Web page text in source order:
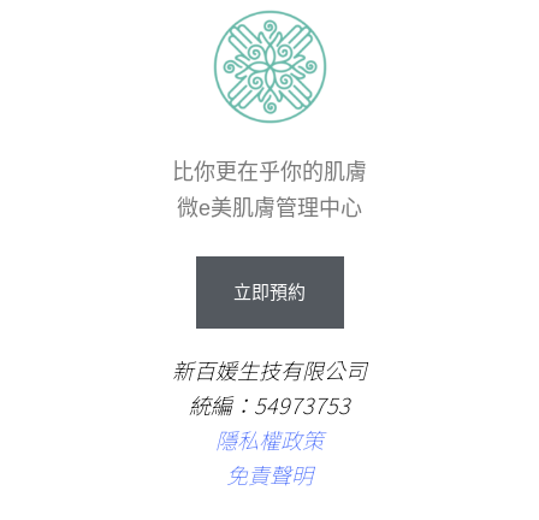
比你更在乎你的肌膚
微e美肌膚管理中心
立即預約
新百媛生技有限公司
統編：54973753
隱私權政策
免責聲明